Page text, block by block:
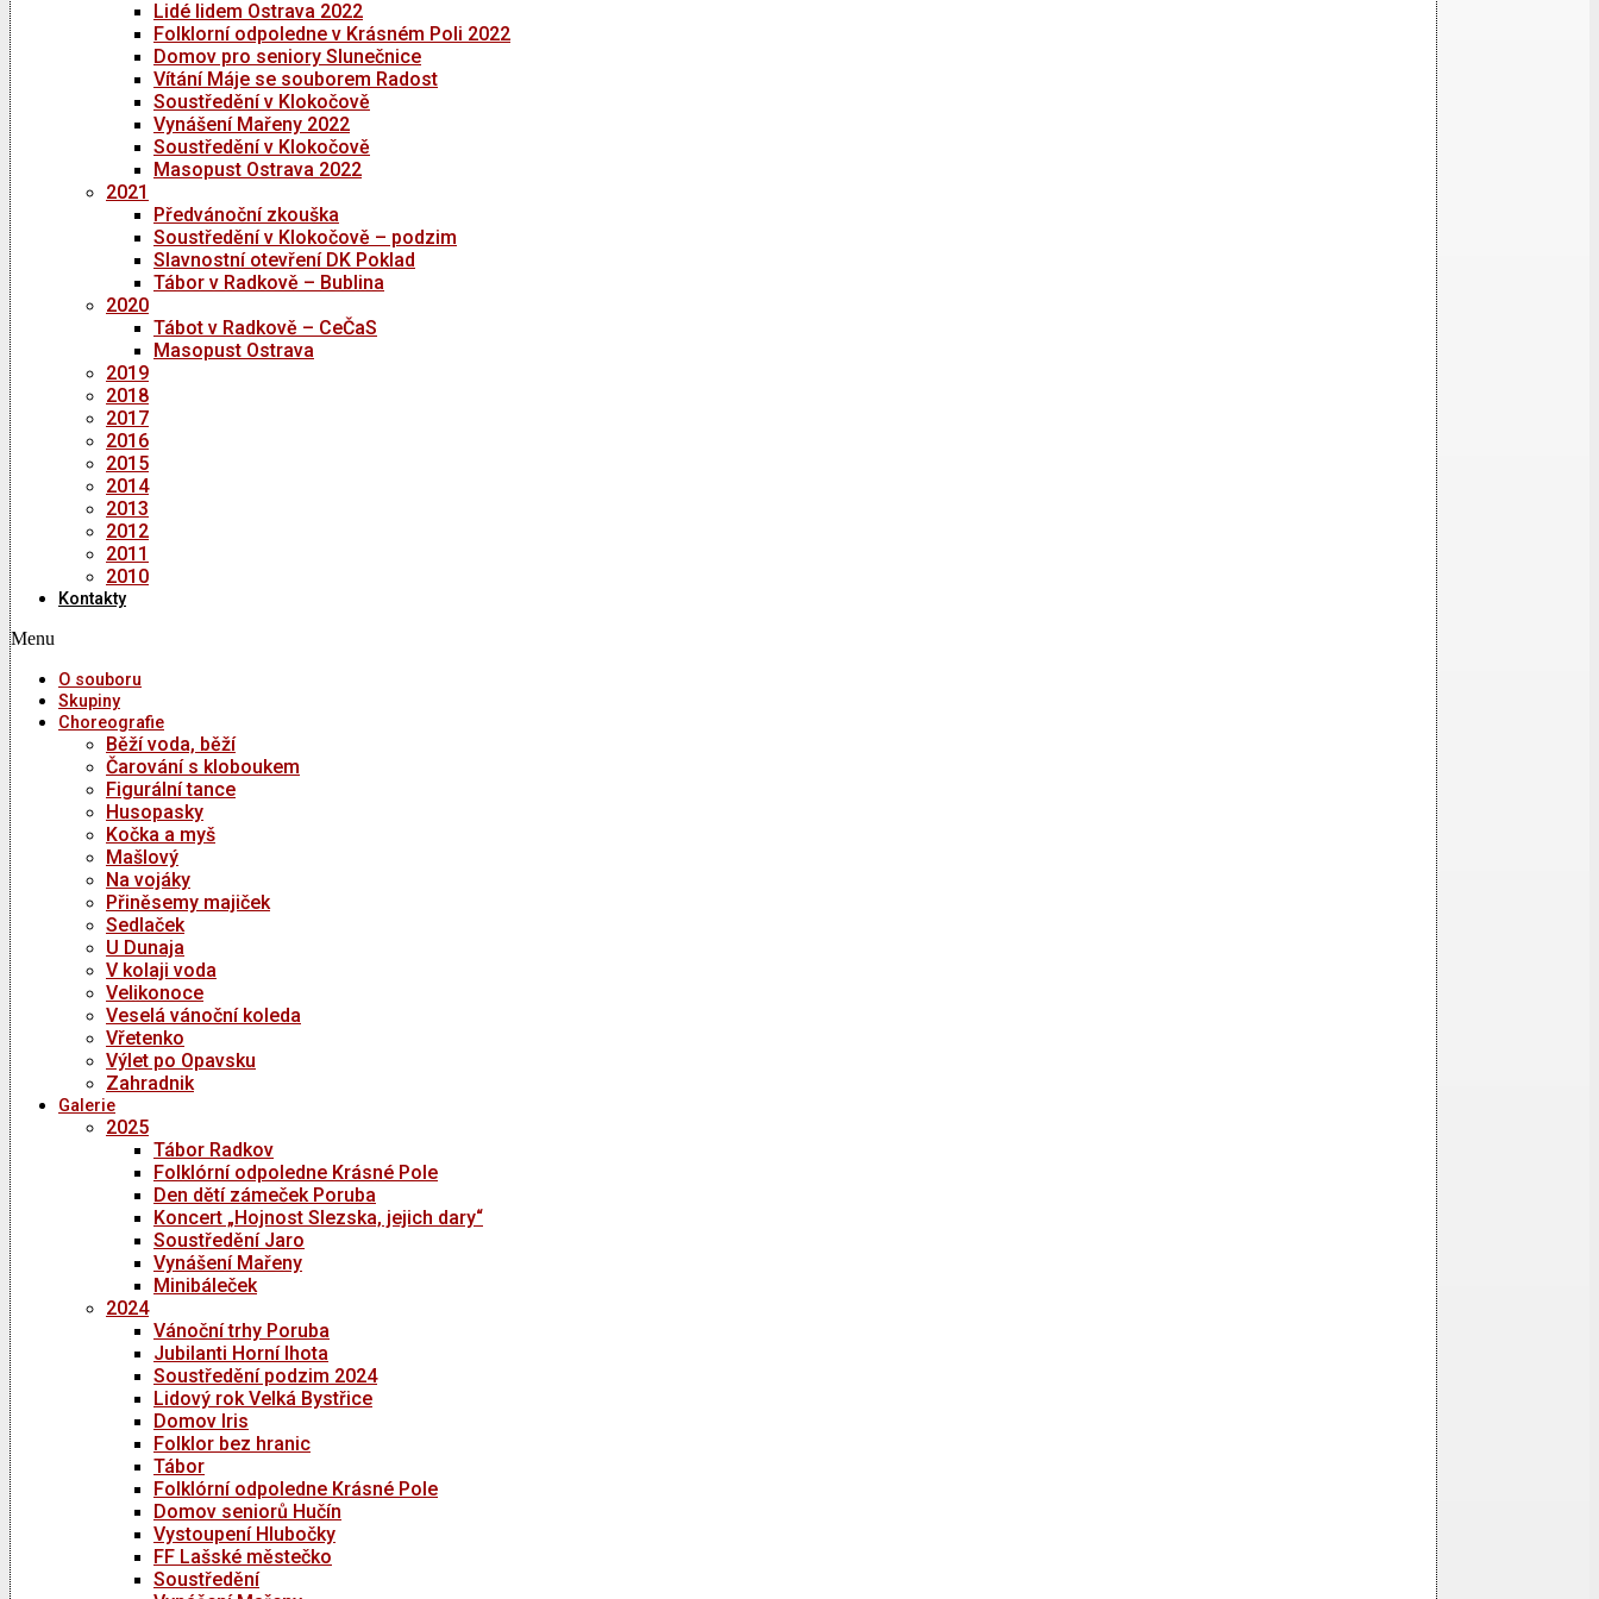
Lidé lidem Ostrava 2022
Folklorní odpoledne v Krásném Poli 2022
Domov pro seniory Slunečnice
Vítání Máje se souborem Radost
Soustředění v Klokočově
Vynášení Mařeny 2022
Soustředění v Klokočově
Masopust Ostrava 2022
2021
Předvánoční zkouška
Soustředění v Klokočově – podzim
Slavnostní otevření DK Poklad
Tábor v Radkově – Bublina
2020
Tábot v Radkově – CeČaS
Masopust Ostrava
2019
2018
2017
2016
2015
2014
2013
2012
2011
2010
Kontakty
Menu
O souboru
Skupiny
Choreografie
Běží voda, běží
Čarování s kloboukem
Figurální tance
Husopasky
Kočka a myš
Mašlový
Na vojáky
Přiněsemy majiček
Sedlaček
U Dunaja
V kolaji voda
Velikonoce
Veselá vánoční koleda
Vřetenko
Výlet po Opavsku
Zahradnik
Galerie
2025
Tábor Radkov
Folklórní odpoledne Krásné Pole
Den dětí zámeček Poruba
Koncert „Hojnost Slezska, jejich dary“
Soustředění Jaro
Vynášení Mařeny
Minibáleček
2024
Vánoční trhy Poruba
Jubilanti Horní lhota
Soustředění podzim 2024
Lidový rok Velká Bystřice
Domov Iris
Folklor bez hranic
Tábor
Folklórní odpoledne Krásné Pole
Domov seniorů Hučín
Vystoupení Hlubočky
FF Lašské městečko
Soustředění